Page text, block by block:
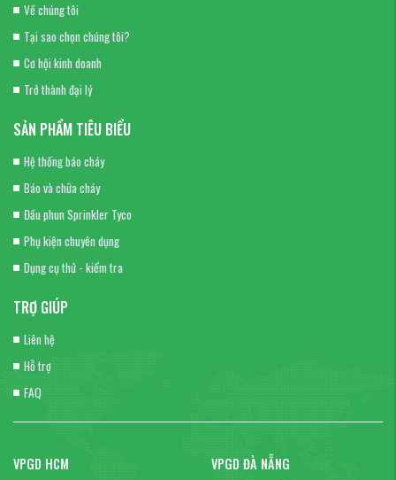
Về chúng tôi
Tại sao chọn chúng tôi?
Cơ hội kinh doanh
Trở thành đại lý
SẢN PHẨM TIÊU BIỂU
Hệ thống báo cháy
Báo và chữa cháy
Đầu phun Sprinkler Tyco
Phụ kiện chuyên dụng
Dụng cụ thử - kiểm tra
TRỢ GIÚP
Liên hệ
Hỗ trợ
FAQ
VPGD HCM VPGD ĐÀ NẴNG